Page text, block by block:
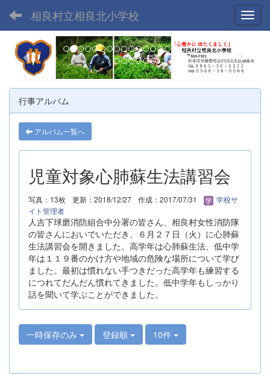
相良村立相良北小学校
p
r
e
v
i
o
u
e
x
t
行事アルバム
アルバム一覧へ
児童対象心肺蘇生法講習会
写真：13枚 更新：2018/12/27 作成：2017/07/31
学校サ
イト管理者
人吉下球磨消防組合中分署の皆さん、相良村女性消防隊
の皆さんにおいでいただき、６月２７日（火）に心肺蘇
生法講習会を開きました。高学年は心肺蘇生法、低中学
年は１１９番のかけ方や地域の危険な場所について学び
ました。最初は慣れない手つきだった高学年も練習する
につれてだんだん慣れてきました。低中学年もしっかり
話を聞いて学ぶことができました。
一時保存のみ 登録順 10件